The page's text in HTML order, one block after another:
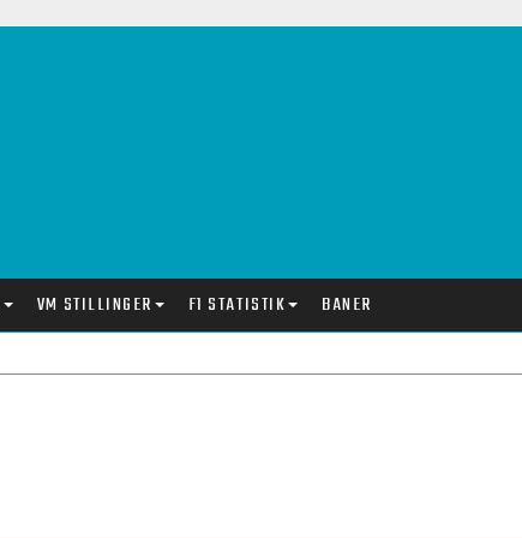
VM STILLINGER F1 STATISTIK BANER